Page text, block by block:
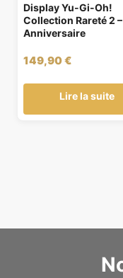
Display Yu-Gi-Oh!
Collection Rareté 2
Anniversaire
149,90€
Lire la suite